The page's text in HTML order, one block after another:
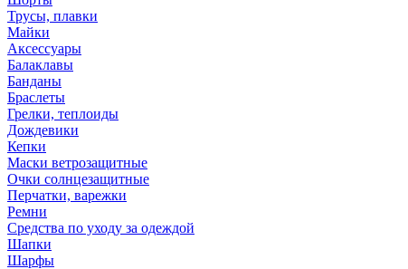
Трусы, плавки
Майки
Аксессуары
Балаклавы
Банданы
Браслеты
Грелки, теплоиды
Дождевики
Кепки
Маски ветрозащитные
Очки солнцезащитные
Перчатки, варежки
Ремни
Средства по уходу за одеждой
Шапки
Шарфы